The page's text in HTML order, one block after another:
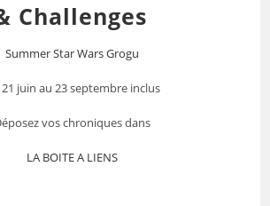
Challenges
Summer Star Wars Grogu
21 juin au 23 septembre inclus
vos chroniques dans
LA BOITE A LIENS